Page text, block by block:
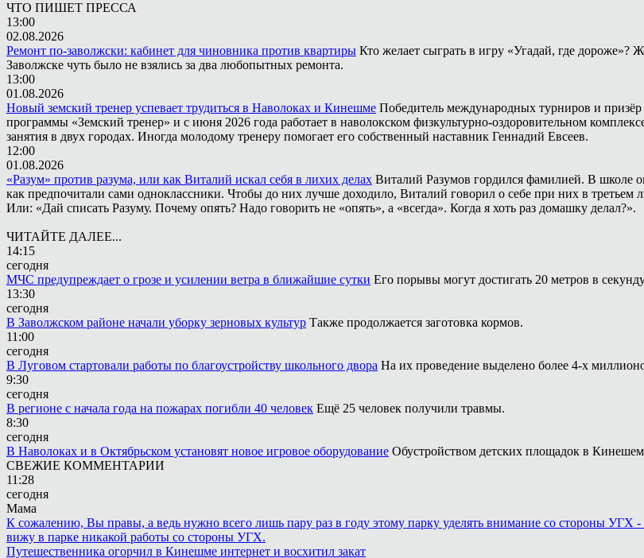
ЧТО ПИШЕТ ПРЕССА
13:00
02.08.2026
Ремонт по-заволжски: кабинет для чиновника против квартиры Кто желает сыграть в игру «Угадай, где
Заволжске чуть было не взялись за два любопытных ремонта.
13:00
01.08.2026
Новый земский тренер успевает трудиться в Наволоках и Кинешме Победитель международных турниров и
программы «Земский тренер» и с июня 2026 года работает в наволокском физкультурно-оздоровительном
занятия в двух городах. Иногда молодому тренеру помогает его собственный наставник Геннадий Евсеев.
12:00
01.08.2026
«Разум» против разума, или как Виталий искал себя в лихих делах Виталий Разумов гордился фамилией. В школе
как предпочитали сами одноклассники. Чтобы до них лучше доходило, Виталий говорил о себе при них в
Или: «Дай списать Разуму. Почему опять? Надо говорить не «опять», а «всегда». Когда я хоть раз домашку делал?».
ЧИТАЙТЕ ДАЛЕЕ...
14:15
сегодня
МЧС предупреждает о грозе и усилении ветра в ближайшие сутки Его порывы могут достигать 20 метров в
13:30
сегодня
В Заволжском районе начали уборку зерновых культур Также продолжается заготовка кормов.
11:00
сегодня
В Луговом стартовали работы по благоустройству школьного двора На их проведение выделено более 4-х
9:30
сегодня
В регионе с начала года на пожарах погибли 40 человек Ещё 25 человек получили травмы.
8:30
сегодня
В Наволоках и в Октябрьском установят новое игровое оборудование Обустройством детских площадок в
СВЕЖИЕ КОММЕНТАРИИ
11:28
сегодня
Мама
К сожалению, Вы правы, а ведь нужно всего лишь пару раз в году этому парку уделять внимание со стороны УГХ
вижу в парке никакой работы со стороны УГХ.
Путешественника огорчил в Кинешме интернет и восхитил закат